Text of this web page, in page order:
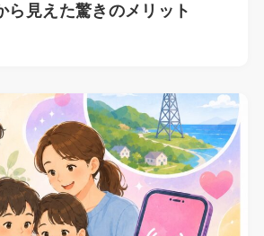
ら見えた驚きのメリット